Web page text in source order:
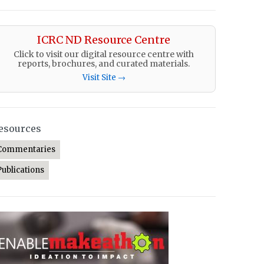
ICRC ND Resource Centre
Click to visit our digital resource centre with
reports, brochures, and curated materials.
Visit Site →